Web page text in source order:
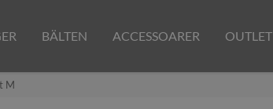
BÄLTEN ACCESSOARER OUTLET
M